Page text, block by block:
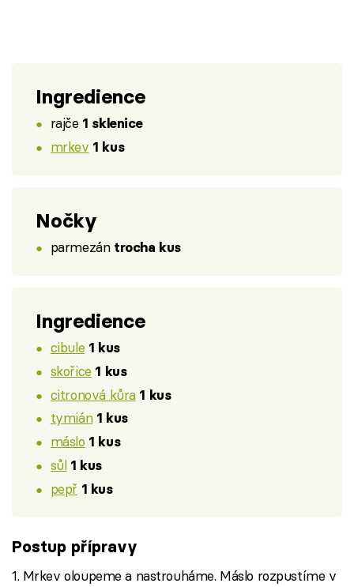
Ingredience
rajče 1 sklenice
mrkev 1 kus
Nočky
parmezán trocha kus
Ingredience
cibule 1 kus
skořice 1 kus
citronová kůra 1 kus
tymián 1 kus
máslo 1 kus
sůl 1 kus
pepř 1 kus
Postup přípravy
1. Mrkev oloupeme a nastrouháme. Máslo rozpustíme v